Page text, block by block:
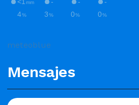
meteoblue
Mensajes